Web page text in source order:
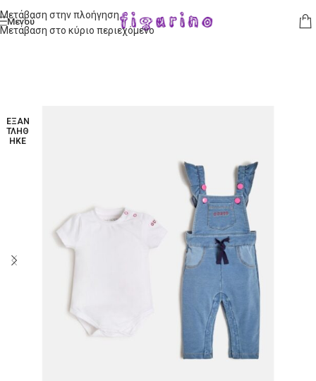
Μετάβαση στην πλοήγηση
Μετάβαση στο κύριο περιεχόμενο
Μενού
ΕΞΑΝ
ΤΛΉΘ
ΗΚΕ